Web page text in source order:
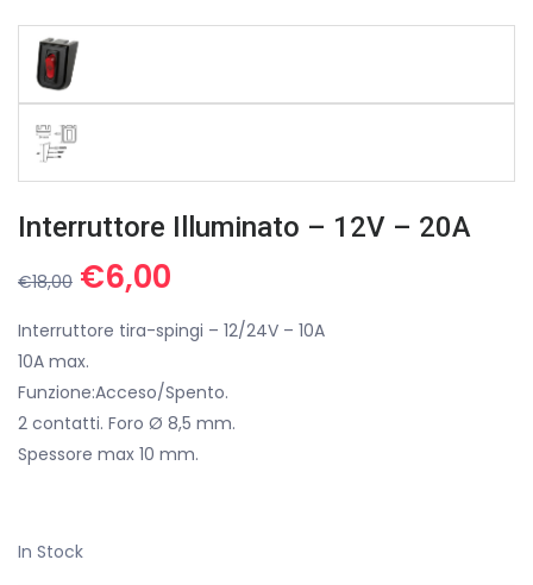
Interruttore Illuminato – 12V – 20A
€18,00 Il
prezzo
originale
era:
€18,00.
€6,00
attuale
€6,00.
Interruttore tira-spingi – 12/24V – 10A
10A max.
Funzione:Acceso/Spento.
2 contatti. Foro Ø 8,5 mm.
Spessore max 10 mm.
In Stock